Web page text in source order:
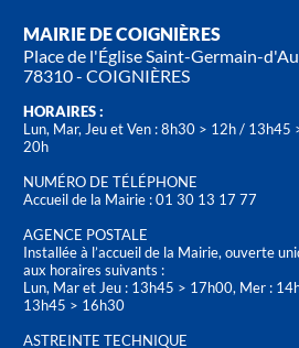
MAIRIE DE COIGNIÈRES
Place de l'Église Saint-Germain-
78310 - COIGNIÈRES
HORAIRES :
Lun, Mar, Jeu et Ven : 8h30 > 12h / 13h45
20h
NUMÉRO DE TÉLÉPHONE
Accueil de la Mairie : 01 30 13 17 77
AGENCE POSTALE
Installée à l’accueil de la Mairie, ouverte
aux horaires suivants :
Lun, Mar et Jeu : 13h45 > 17h00, Mer :
13h45 > 16h30
ASTREINTE TECHNIQUE